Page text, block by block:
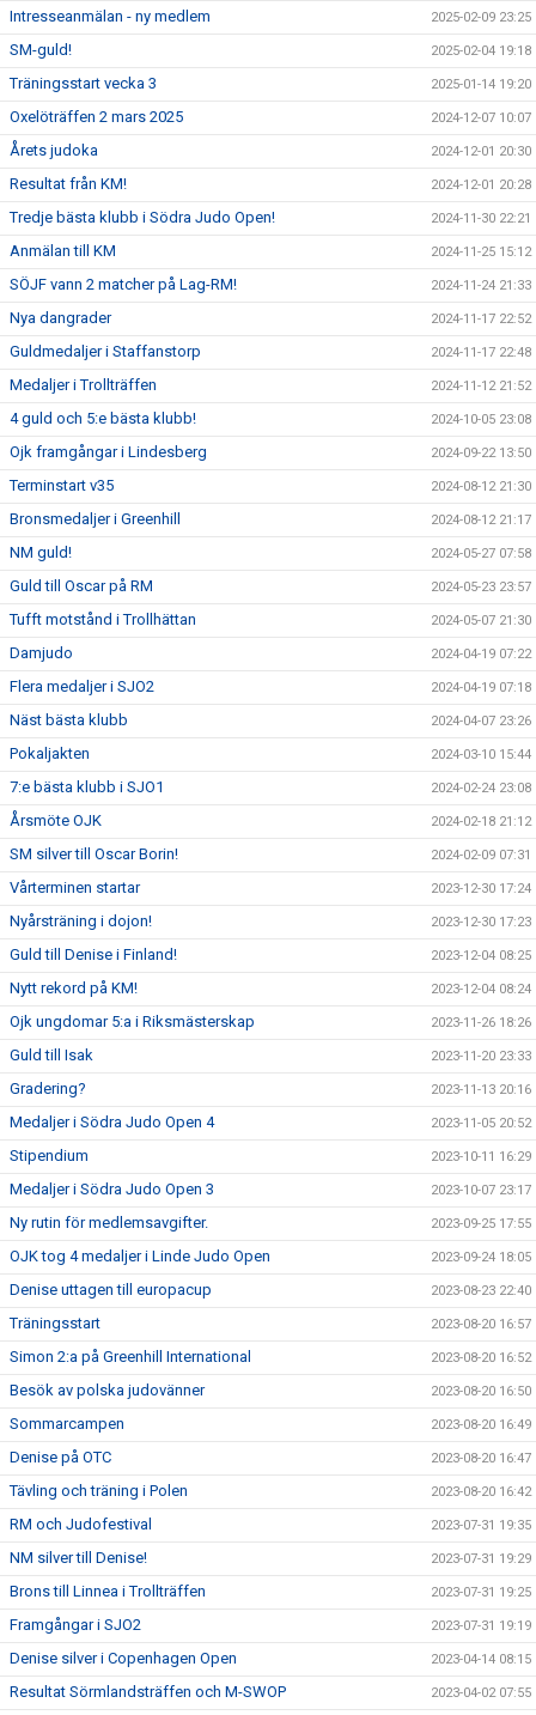
Intresseanmälan - ny medlem 2025-02-09 23:25
SM-guld! 2025-02-04 19:18
Träningsstart vecka 3 2025-01-14 19:20
Oxelöträffen 2 mars 2025 2024-12-07 10:07
Årets judoka 2024-12-01 20:30
Resultat från KM! 2024-12-01 20:28
Tredje bästa klubb i Södra Judo Open! 2024-11-30 22:21
Anmälan till KM 2024-11-25 15:12
SÖJF vann 2 matcher på Lag-RM! 2024-11-24 21:33
Nya dangrader 2024-11-17 22:52
Guldmedaljer i Staffanstorp 2024-11-17 22:48
Medaljer i Trollträffen 2024-11-12 21:52
4 guld och 5:e bästa klubb! 2024-10-05 23:08
Ojk framgångar i Lindesberg 2024-09-22 13:50
Terminstart v35 2024-08-12 21:30
Bronsmedaljer i Greenhill 2024-08-12 21:17
NM guld! 2024-05-27 07:58
Guld till Oscar på RM 2024-05-23 23:57
Tufft motstånd i Trollhättan 2024-05-07 21:30
Damjudo 2024-04-19 07:22
Flera medaljer i SJO2 2024-04-19 07:18
Näst bästa klubb 2024-04-07 23:26
Pokaljakten 2024-03-10 15:44
7:e bästa klubb i SJO1 2024-02-24 23:08
Årsmöte OJK 2024-02-18 21:12
SM silver till Oscar Borin! 2024-02-09 07:31
Vårterminen startar 2023-12-30 17:24
Nyårsträning i dojon! 2023-12-30 17:23
Guld till Denise i Finland! 2023-12-04 08:25
Nytt rekord på KM! 2023-12-04 08:24
Ojk ungdomar 5:a i Riksmästerskap 2023-11-26 18:26
Guld till Isak 2023-11-20 23:33
Gradering? 2023-11-13 20:16
Medaljer i Södra Judo Open 4 2023-11-05 20:52
Stipendium 2023-10-11 16:29
Medaljer i Södra Judo Open 3 2023-10-07 23:17
Ny rutin för medlemsavgifter. 2023-09-25 17:55
OJK tog 4 medaljer i Linde Judo Open 2023-09-24 18:05
Denise uttagen till europacup 2023-08-23 22:40
Träningsstart 2023-08-20 16:57
Simon 2:a på Greenhill International 2023-08-20 16:52
Besök av polska judovänner 2023-08-20 16:50
Sommarcampen 2023-08-20 16:49
Denise på OTC 2023-08-20 16:47
Tävling och träning i Polen 2023-08-20 16:42
RM och Judofestival 2023-07-31 19:35
NM silver till Denise! 2023-07-31 19:29
Brons till Linnea i Trollträffen 2023-07-31 19:25
Framgångar i SJO2 2023-07-31 19:19
Denise silver i Copenhagen Open 2023-04-14 08:15
Resultat Sörmlandsträffen och M-SWOP 2023-04-02 07:55